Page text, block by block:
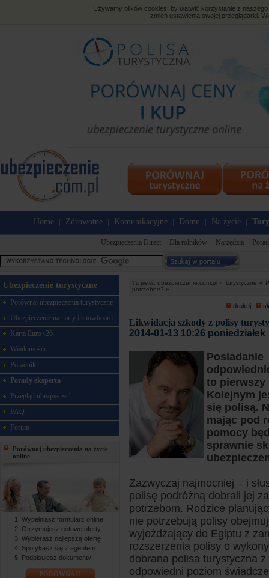
Używamy plików cookies, by ułatwić korzystanie z
zmień ustawienia swojej przeglądarki.
Home Zdrowotne Komunikacyjne Domu Na życie
Ubezpieczenia Direct Dla rolników Narzędzia
Ubezpieczenie turystyczne
Porównaj ubezpieczenia turystyczne
Ubezpieczenie na narty i snowboard
Karta Euro<26
Wiadomości
Poradniki
Porady eksperta
Przegląd ubezpieczeń
FAQ
Forum
Porównaj ubezpieczenia na życie
online
Wypełniasz formularz online
Otrzymujesz gotowe oferty
Wybierasz najlepszą ofertę
Spotykasz się z agentem
Podpisujesz dokumenty
PORÓWNAJ!
Tu jesteś: ubezpieczenie.com.pl » turystyczne »
potrzebne? »
drukuj
Likwidacja szkody z polisy
2014-01-13 10:26 poniedziałek
Posiadanie
to pierwszy
Kolejnym
się polisą.
mając pod
pomocy
sprawnie
Zazwyczaj najmocniej – i
polisę podróżną dobrali jej
potrzebom. Rodzice
nie potrzebują polisy
wyjeżdżający do Egiptu z
rozszerzenia polisy o
dobrana polisa turystyczna
odpowiedni poziom